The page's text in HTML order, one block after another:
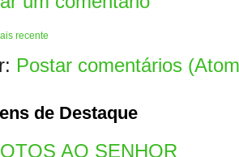
recente
Postar comentários
de Destaque
AO SENHOR